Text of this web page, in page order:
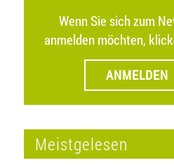
Wenn Sie sich zum
anmelden möchten,
ANMELDEN
Meistgelesen